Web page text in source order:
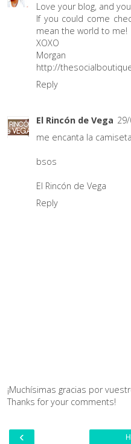
Love your blog, and
If you could come
mean the world to me!
XOXO
Morgan
http://
Reply
El Rincón de Vega
me encanta la
bsos
El Rincón de Vega
Reply
¡Muchísimas gracias por
Thanks for your comments!
‹